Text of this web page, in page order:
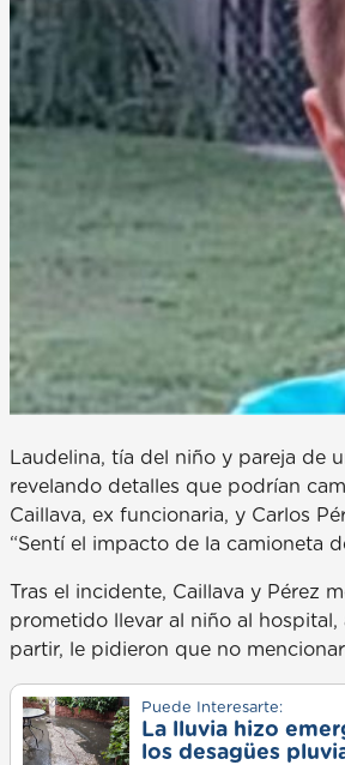
Laudelina, tía del niño y pareja de
revelando detalles que podrían
Caillava, ex funcionaria, y Carlos
“Sentí el impacto de la camioneta
Tras el incidente, Caillava y Pérez
prometido llevar al niño al
partir, le pidieron que no
Puede Interesarte:
La lluvia hizo
los desagües